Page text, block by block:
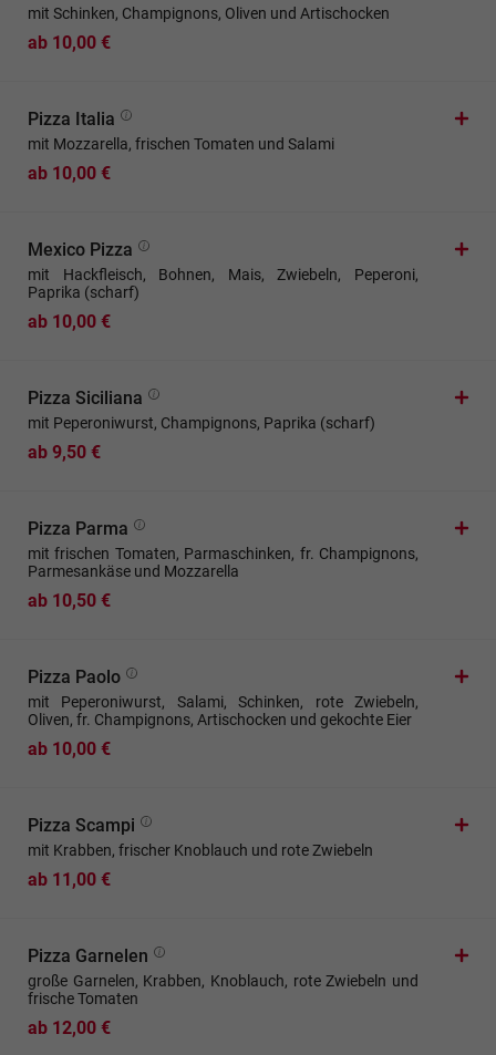
mit Schinken, Champignons, Oliven und Artischocken
ab 10,00 €
Pizza Italia
mit Mozzarella, frischen Tomaten und Salami
ab 10,00 €
Mexico Pizza
mit Hackfleisch, Bohnen, Mais, Zwiebeln, Peperoni,
Paprika (scharf)
ab 10,00 €
Pizza Siciliana
mit Peperoniwurst, Champignons, Paprika (scharf)
ab 9,50 €
Pizza Parma
mit frischen Tomaten, Parmaschinken, fr. Champignons,
Parmesankäse und Mozzarella
ab 10,50 €
Pizza Paolo
mit Peperoniwurst, Salami, Schinken, rote Zwiebeln,
Oliven, fr. Champignons, Artischocken und gekochte Eier
ab 10,00 €
Pizza Scampi
mit Krabben, frischer Knoblauch und rote Zwiebeln
ab 11,00 €
Pizza Garnelen
große Garnelen, Krabben, Knoblauch, rote Zwiebeln und
frische Tomaten
ab 12,00 €